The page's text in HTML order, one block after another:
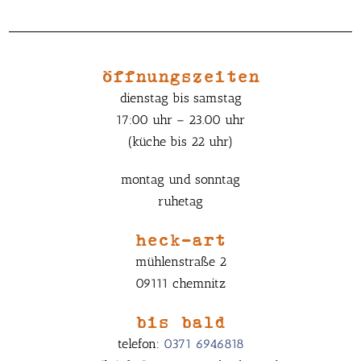
öffnungszeiten
dienstag bis samstag
17:00 uhr – 23.00 uhr
(küche bis 22 uhr)
montag und sonntag
ruhetag
heck-art
mühlenstraße 2
09111 chemnitz
bis bald
telefon: 0371 6946818